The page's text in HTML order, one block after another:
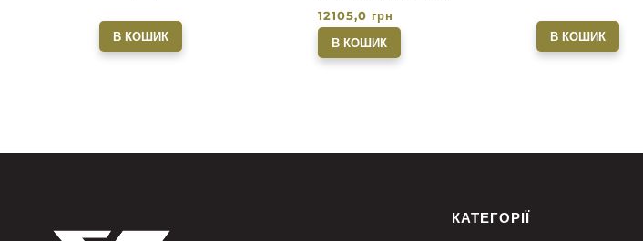
В КОШИК
12105,0 грн
В КОШИК
В КОШИК
КАТЕГОРІЇ